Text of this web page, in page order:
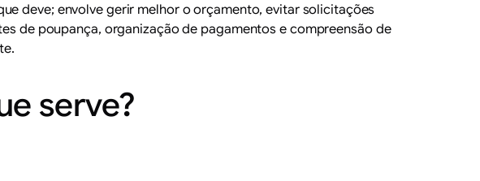
deve; envolve gerir melhor o orçamento, evitar solicitações
de poupança, organização de pagamentos e compreensão de
serve?